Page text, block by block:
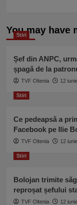
You may have
Stiri
Șef din ANPC,
șpagă de la
TVF Oltenia 12
Stiri
Ce pedeapsă a
Facebook pe Ilie
TVF Oltenia 12
Stiri
Bolojan trimite
reproșat șefului
TVF Oltenia 12